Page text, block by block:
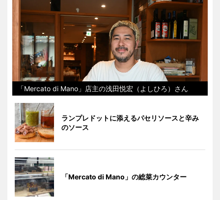
「Mercato di Mano」店主の浅田悦宏（よしひろ）さん
ランプレドットに添えるパセリソースと辛み
のソース
「Mercato di Mano」の総菜カウンター